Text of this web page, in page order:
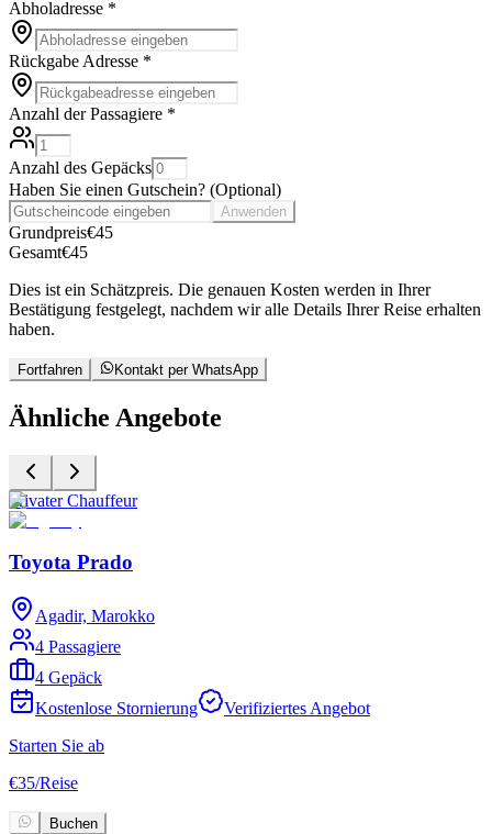
Abholadresse *
Rückgabe Adresse *
Anzahl der Passagiere *
Anzahl des Gepäcks
Haben Sie einen Gutschein? (Optional)
Anwenden
Grundpreis€45
Gesamt€45
Dies ist ein Schätzpreis. Die genauen Kosten werden in Ihrer
Bestätigung festgelegt, nachdem wir alle Details Ihrer Reise erhalten
haben.
Fortfahren Kontakt per WhatsApp
Ähnliche Angebote
Privater Chauffeur
Toyota Prado
Agadir, Marokko
4 Passagiere
4 Gepäck
Kostenlose Stornierung
Verifiziertes Angebot
Starten Sie ab
€35/Reise
Buchen